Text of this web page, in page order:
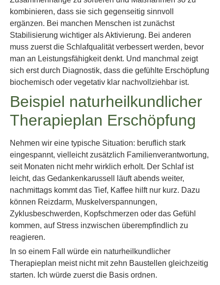
kombinieren, dass sie sich gegenseitig sinnvoll
ergänzen. Bei manchen Menschen ist zunächst
Stabilisierung wichtiger als Aktivierung. Bei anderen
muss zuerst die Schlafqualität verbessert werden, bevor
man an Leistungsfähigkeit denkt. Und manchmal zeigt
sich erst durch Diagnostik, dass die gefühlte Erschöpfung
biochemisch oder vegetativ klar nachvollziehbar ist.
Beispiel naturheilkundlicher
Therapieplan Erschöpfung
Nehmen wir eine typische Situation: beruflich stark
eingespannt, vielleicht zusätzlich Familienverantwortung,
seit Monaten nicht mehr wirklich erholt. Der Schlaf ist
leicht, das Gedankenkarussell läuft abends weiter,
nachmittags kommt das Tief, Kaffee hilft nur kurz. Dazu
können Reizdarm, Muskelverspannungen,
Zyklusbeschwerden, Kopfschmerzen oder das Gefühl
kommen, auf Stress inzwischen überempfindlich zu
reagieren.
In so einem Fall würde ein naturheilkundlicher
Therapieplan meist nicht mit zehn Baustellen gleichzeitig
starten. Ich würde zuerst die Basis ordnen.